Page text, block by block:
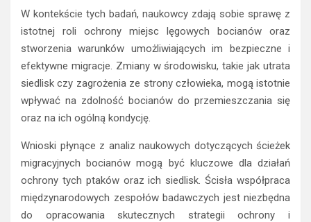
W kontekście tych badań, naukowcy zdają sobie sprawę z
istotnej roli ochrony miejsc lęgowych bocianów oraz
stworzenia warunków umożliwiających im bezpieczne i
efektywne migracje. Zmiany w środowisku, takie jak utrata
siedlisk czy zagrożenia ze strony człowieka, mogą istotnie
wpływać na zdolność bocianów do przemieszczania się
oraz na ich ogólną kondycję.
Wnioski płynące z analiz naukowych dotyczących ścieżek
migracyjnych bocianów mogą być kluczowe dla działań
ochrony tych ptaków oraz ich siedlisk. Ścisła współpraca
międzynarodowych zespołów badawczych jest niezbędna
do opracowania skutecznych strategii ochrony i